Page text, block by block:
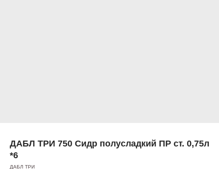
ДАБЛ ТРИ 750 Сидр полусладкий ПР ст. 0,75л
*6
ДАБЛ ТРИ